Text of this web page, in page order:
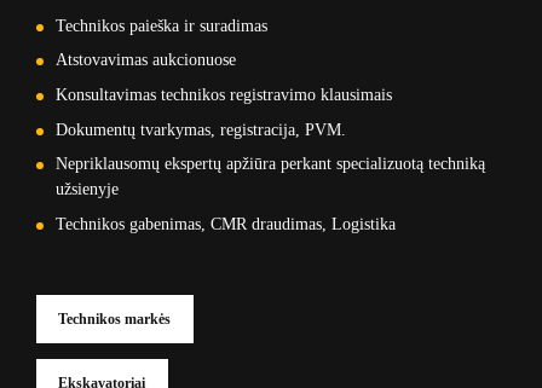
Technikos paieška ir suradimas
Atstovavimas aukcionuose
Konsultavimas technikos registravimo klausimais
Dokumentų tvarkymas, registracija, PVM.
Nepriklausomų ekspertų apžiūra perkant specializuotą techniką
užsienyje
Technikos gabenimas, CMR draudimas, Logistika
Technikos markės
Ekskavatoriai